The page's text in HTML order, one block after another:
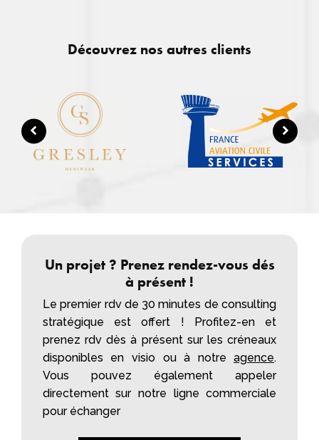
Découvrez nos autres clients
Un projet ? Prenez rendez-vous dés
à présent !
Le premier rdv de 30 minutes de consulting
stratégique est offert ! Profitez-en et
prenez rdv dès à présent sur les créneaux
disponibles en visio ou à notreagence.
Vous pouvez également appeler
directement sur notre ligne commerciale
pour échanger